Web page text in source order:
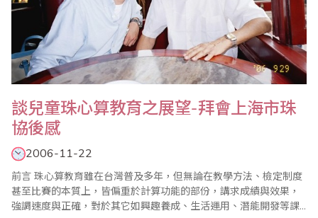
談兒童珠心算教育之展望-拜會上海市珠
協後感
2006-11-22
前言 珠心算教育雖在台灣普及多年，但無論在教學方法、檢定制度
甚至比賽的本質上，皆偏重於計算功能的部份，講求成績與效果，
強調速度與正確，對於其它如興趣養成、生活運用、潛能開發等課